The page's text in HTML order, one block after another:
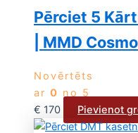
Pērciet 5
| MMD Cosmo
Novērtēts
ar 0 no 5
€ 170 Pievienot